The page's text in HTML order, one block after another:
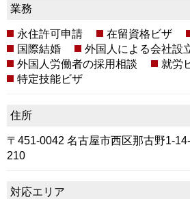
業務
永住許可申請 在留資格ビザ
国際結婚
外国人による会社設
外国人労働者の採用相談
就労
特定技能ビザ
住所
〒451-0042 名古屋市西区那古野1-
210
対応エリア